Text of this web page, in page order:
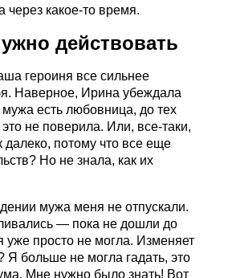
какое-то время.
действовать
героиня все сильнее
Наверное, Ирина убеждала
мужа есть любовница, до тех
не поверила. Или, все-таки,
далеко, потому что все еще
Но не знала, как их
мужа меня не отпускали.
— пока не дошли до
уже просто не могла. Изменяет
Я больше не могла гадать, это
Мне нужно было знать! Вот